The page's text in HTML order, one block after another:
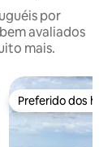
por
avaliados
mais.
Preferido dos
Preferido dos